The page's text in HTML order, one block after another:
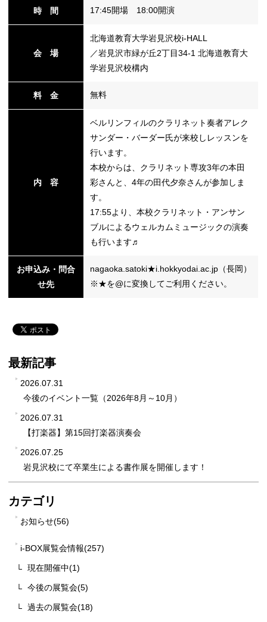
時 間 17:45開場 18:00開演
会 場
北海道教育大学岩見沢校i-HALL
／岩見沢市緑が丘2丁目34-1 北海道教育大
学岩見沢校構内
料 金 無料
内 容
ベルリンフィルのクラリネット奏者アレク
サンダー・バーダー氏が来校しレッスンを
行います。
本校からは、クラリネット専攻3年の本田
彩さんと、4年の田代夕奈さんが参加しま
す。
17:55より、本校クラリネット・アンサン
ブルによるウェルカムミュージックの演奏
も行います♬
お申込み・問合
せ先
nagaoka.satoki★i.hokkyodai.ac.jp（長岡）
※★を@に変換してご利用ください。
最新記事
2026.07.31
今後のイベント一覧（2026年8月～10月）
2026.07.31
【打楽器】第15回打楽器演奏会
2026.07.25
岩見沢校にて卒業生による書作展を開催します！
カテゴリ
お知らせ(56)
i-BOX展覧会情報(257)
現在開催中(1)
今後の展覧会(5)
過去の展覧会(18)